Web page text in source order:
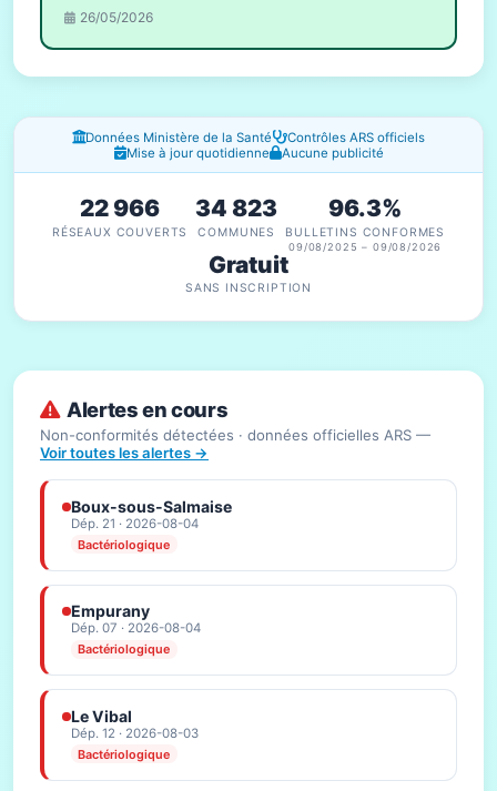
26/05/2026
Fenêtres d'information
Données Ministère de la Santé
Contrôles ARS officiels
Mise à jour quotidienne
Aucune publicité
22 966
RÉSEAUX COUVERTS
34 823
COMMUNES
96.3%
BULLETINS CONFORMES
09/08/2025 – 09/08/2026
Gratuit
SANS INSCRIPTION
Alertes en cours
Non-conformités détectées · données officielles ARS —
Voir toutes les alertes →
Boux-sous-Salmaise
Dép. 21 · 2026-08-04
Bactériologique
Empurany
Dép. 07 · 2026-08-04
Bactériologique
Le Vibal
Dép. 12 · 2026-08-03
Bactériologique